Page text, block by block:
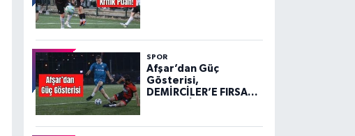
SPOR
Afşar’dan Güç
Gösterisi,
DEMİRCİLER’E FIRSAT